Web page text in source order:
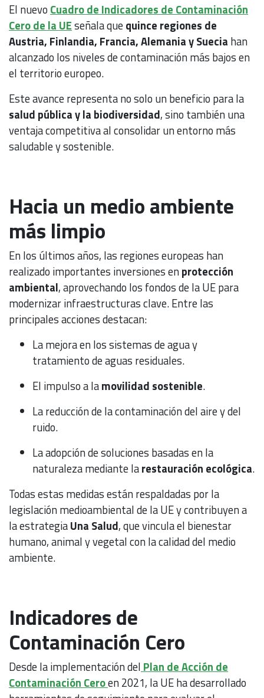
El nuevo Cuadro de Indicadores de Contaminación
Cero de la UEseñala quequince regiones de
Austria, Finlandia, Francia, Alemania y Suecia han
alcanzado los niveles de contaminación más bajos en
el territorio europeo.
Este avance representa no solo un beneficio para la
salud pública y la biodiversidad, sino también una
ventaja competitiva al consolidar un entorno más
saludable y sostenible.
Hacia un medio ambiente
más limpio
En los últimos años, las regiones europeas han
realizado importantes inversiones enprotección
ambiental, aprovechando los fondos de la UE para
modernizar infraestructuras clave. Entre las
principales acciones destacan:
La mejora en los sistemas de agua y
tratamiento de aguas residuales.
El impulso a lamovilidad sostenible.
La reducción de la contaminación del aire y del
ruido.
La adopción de soluciones basadas en la
naturaleza mediante larestauración ecológica.
Todas estas medidas están respaldadas por la
legislación medioambiental de la UE y contribuyen a
la estrategiaUna Salud, que vincula el bienestar
humano, animal y vegetal con la calidad del medio
ambiente.
Indicadores de
Contaminación Cero
Desde la implementación del Plan de Acción de
Contaminación Ceroen 2021, la UE ha desarrollado